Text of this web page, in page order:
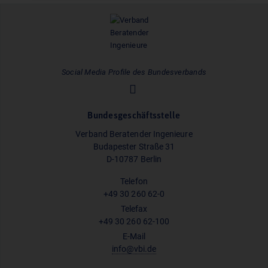
Social Media Profile des Bundesverbands
Bundesgeschäftsstelle
Verband Beratender Ingenieure
Budapester Straße 31
D-10787 Berlin
Telefon
+49 30 260 62-0
Telefax
+49 30 260 62-100
E-Mail
info@vbi.de